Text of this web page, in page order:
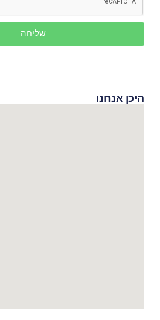
שליחה
היכן אנחנו